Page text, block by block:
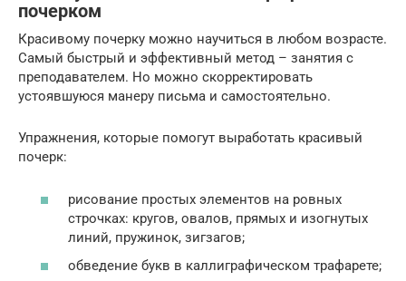
почерком
Красивому почерку можно научиться в любом возрасте.
Самый быстрый и эффективный метод – занятия с
преподавателем. Но можно скорректировать
устоявшуюся манеру письма и самостоятельно.
Упражнения, которые помогут выработать красивый
почерк:
рисование простых элементов на ровных
строчках: кругов, овалов, прямых и изогнутых
линий, пружинок, зигзагов;
обведение букв в каллиграфическом трафарете;